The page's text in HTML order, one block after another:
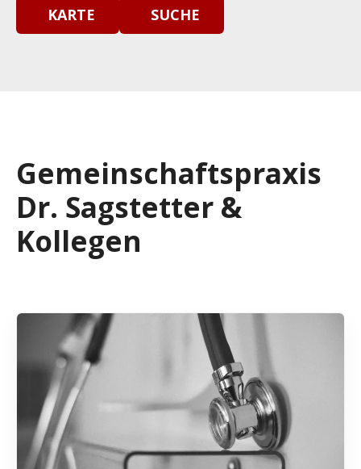
KARTE SUCHE
Gemeinschaftspraxis
Dr. Sagstetter &
Kollegen